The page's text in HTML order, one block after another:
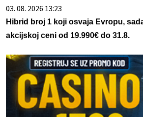
03. 08. 2026 13:23
Hibrid broj 1 koji osvaja Evropu,
akcijskoj ceni od 19.990€ do 31.8.